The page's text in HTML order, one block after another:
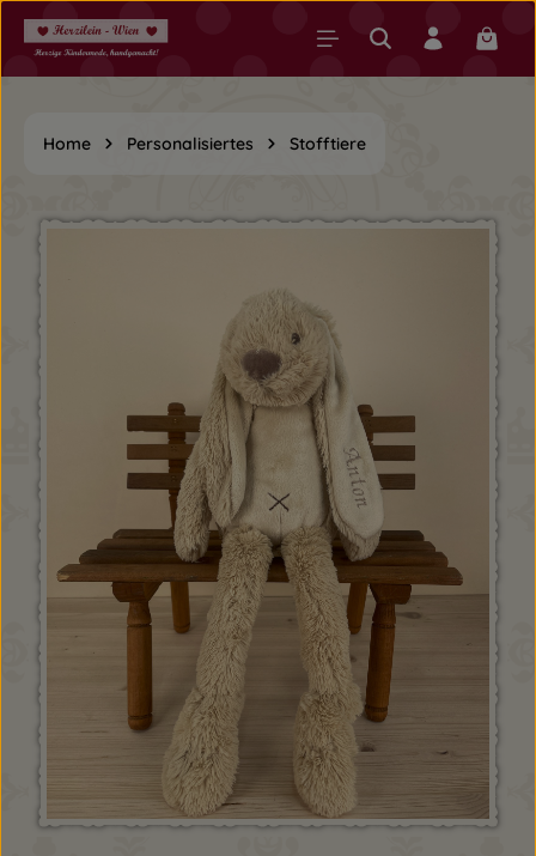
Zum Hauptinhalt springen
Home Personalisiertes Stofftiere
Bildergalerie überspringen